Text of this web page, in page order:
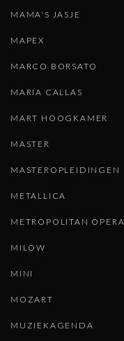
MAMA'S JASJE
MAPEX
MARCO BORSATO
MARIA CALLAS
MART HOOGKAMER
MASTER
MASTEROPLEIDINGEN
METALLICA
METROPOLITAN OPERA
MILOW
MINI
MOZART
MUZIEKAGENDA